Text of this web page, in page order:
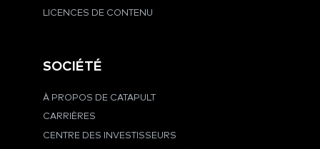
LICENCES DE CONTENU
SOCIÉTÉ
À PROPOS DE CATAPULT
CARRIÈRES
CENTRE DES INVESTISSEURS